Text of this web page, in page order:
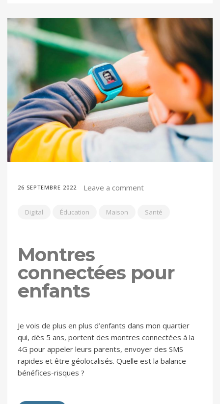
26 SEPTEMBRE 2022 Leave a comment
Digital Éducation Maison Santé
Montres
connectées pour
enfants
Je vois de plus en plus d’enfants dans mon quartier
qui, dès 5 ans, portent des montres connectées à la
4G pour appeler leurs parents, envoyer des SMS
rapides et être géolocalisés. Quelle est la balance
bénéfices-risques ?